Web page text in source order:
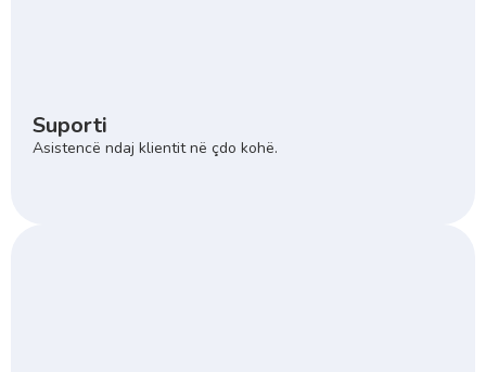
Suporti
Asistencë ndaj klientit në çdo kohë.